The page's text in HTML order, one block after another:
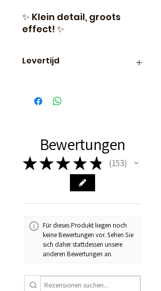
✨ Klein detail, groots
effect! ✨
Levertijd
vaak de volgende dag al in
huis!
Bewertungen
★★★ ★ ★ 153
153
Für dieses Produkt liegen noch
keine Bewertungen vor. Sehen Sie
sich daher stattdessen unsere
anderen Bewertungen an.